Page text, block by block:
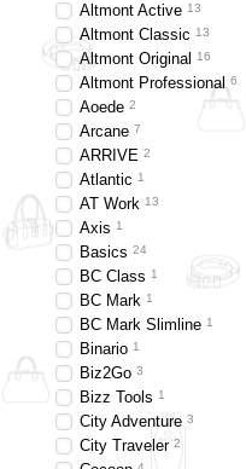
Altmont Active 13
Altmont Classic 13
Altmont Original 16
Altmont Professional 6
Aoede 2
Arcane 7
ARRIVE 2
Atlantic 1
AT Work 13
Axis 1
Basics 24
BC Class 1
BC Mark 1
BC Mark Slimline 1
Binario 1
Biz2Go 3
Bizz Tools 1
City Adventure 3
City Traveler 2